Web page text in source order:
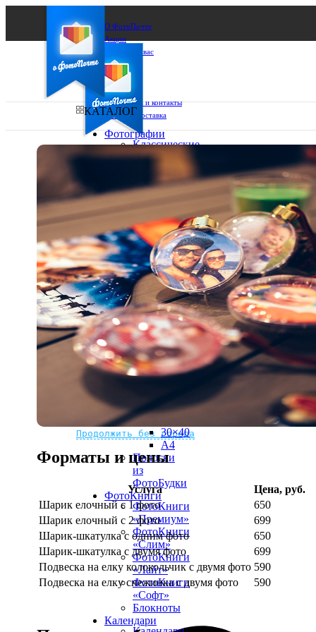
О ФотоПочте
Акции
Сделаем за вас
Бизнесу
FAQ
Франшиза
Поддержка и контакты
Оплата и доставка
Ваш город:
Ваш регион доставки
Выберите из списка:
Не нашли Ваш город?
Мы доставляем по всему миру
Продолжить без города
КАТАЛОГ
Фотографии
Классические
фото
10х15
15х20
20х20
20х30
30х30
30х40
А4
Фото
в
рамке
10х10
10×15
13×18
15×15
15×20
20×30
30×40
A4
Полоски
из
ФотоБудки
ФотоКниги
ФотоКниги
«Премиум»
ФотоКниги
«Слим»
ФотоКниги
«Лайт»
ФотоКниги
«Софт»
Блокноты
Календари
Форматы и цены
Услуга
Цена, руб.
Шарик елочный с 1 фото
650
Шарик елочный с 2 фото
699
Шарик-шкатулка с одним фото
650
Шарик-шкатулка с двумя фото
699
Подвеска на елку колокольчик с двумя фото 590
Подвеска на елку снежинка с двумя фото
590